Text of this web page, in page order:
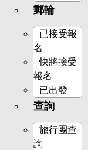
郵輪
已接受報
名
快將接受
報名
已出發
查詢
旅行團查
詢